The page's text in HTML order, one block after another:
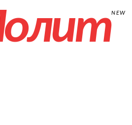
NEW